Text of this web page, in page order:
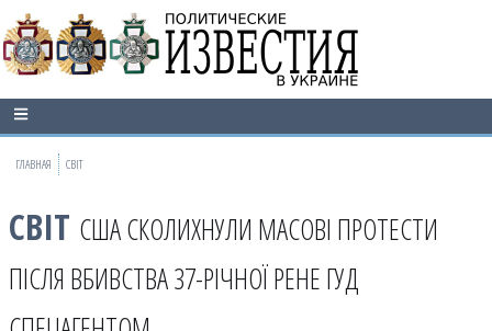
ГЛАВНАЯ СВІТ
СВІТ США СКОЛИХНУЛИ МАСОВІ ПРОТЕСТИ
ПІСЛЯ ВБИВСТВА 37-РІЧНОЇ РЕНЕ ГУД